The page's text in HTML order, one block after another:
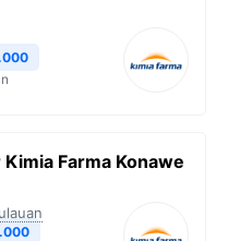
Farma Konawe